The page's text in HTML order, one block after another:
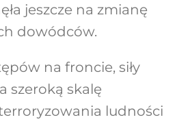
jeszcze na zmianę
dowódców.
na froncie, siły
szeroką skalę
ludności